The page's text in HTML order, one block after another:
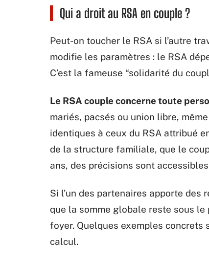
Qui a droit au RSA en couple ?
Peut-on toucher le RSA si l’autre
modifie les paramètres : le RSA
C’est la fameuse “solidarité du
Le RSA couple concerne toute
mariés, pacsés ou union libre,
identiques à ceux du RSA attribué
de la structure familiale, que le
ans, des précisions sont
Si l’un des partenaires apporte des
que la somme globale reste sous
foyer. Quelques exemples
calcul.